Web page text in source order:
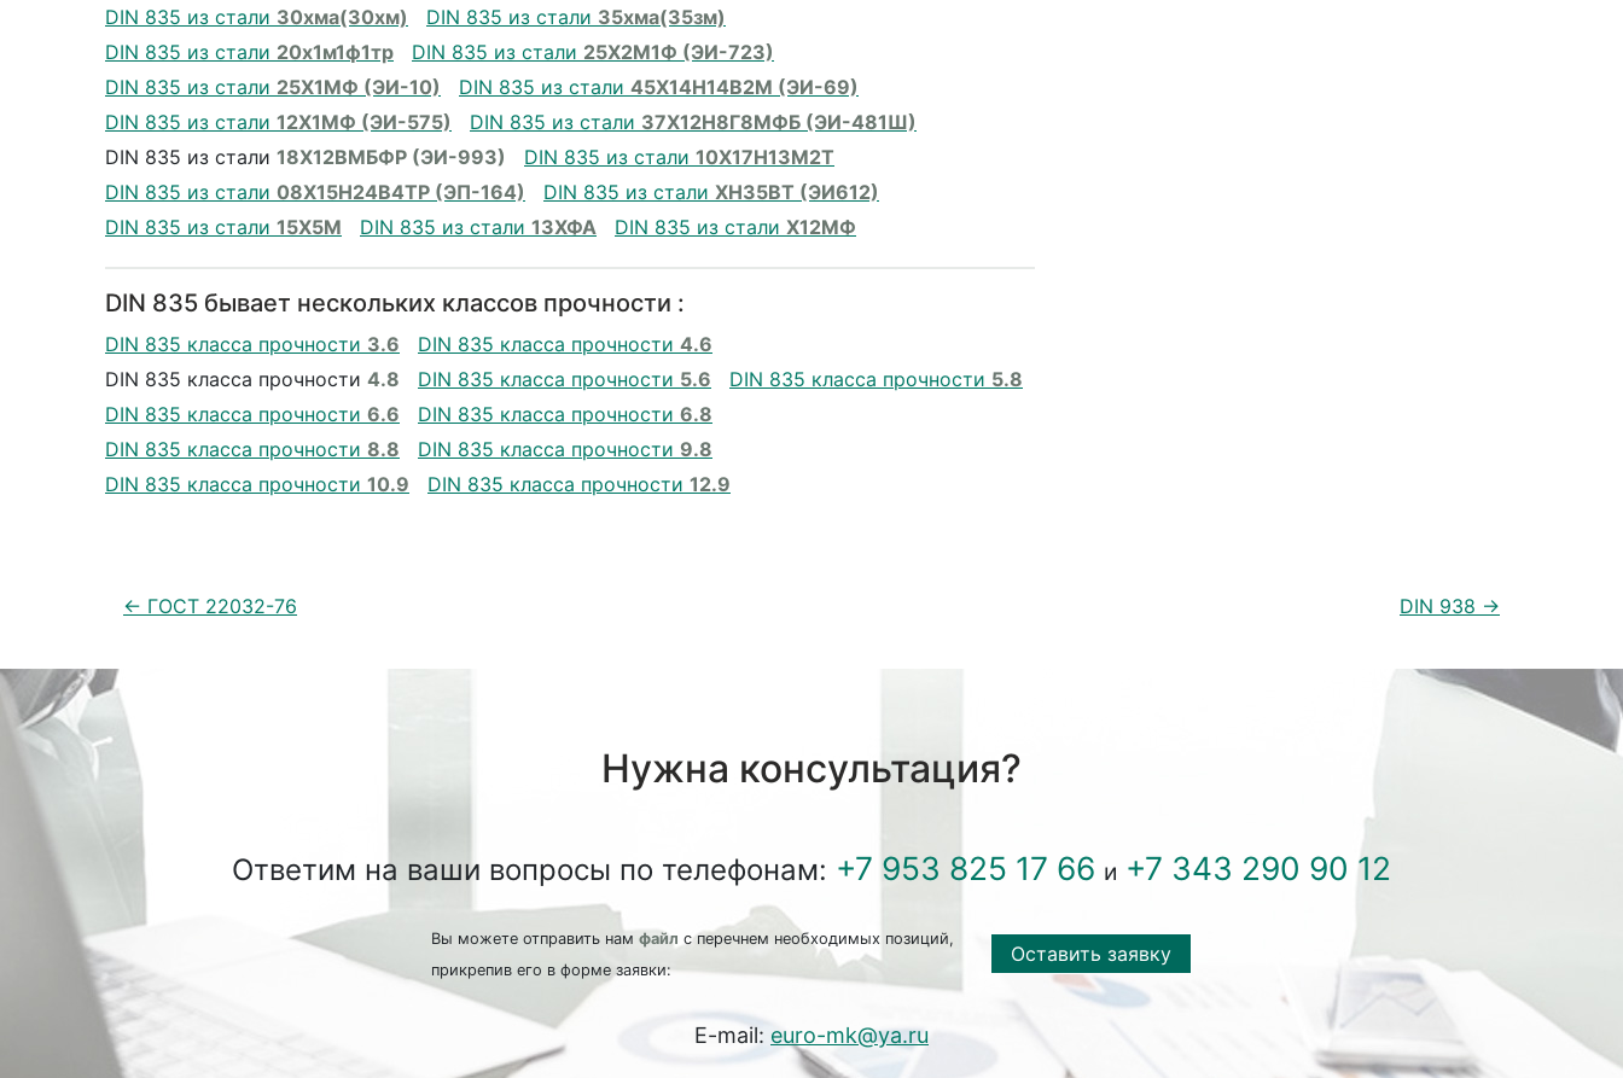
DIN 835 из стали 30хма(30хм) DIN 835 из стали 35хма(35зм)
DIN 835 из стали 20х1м1ф1тр DIN 835 из стали 25Х2М1Ф (ЭИ-723)
DIN 835 из стали 25Х1МФ (ЭИ-10) DIN 835 из стали 45Х14Н14В2М (ЭИ-69)
DIN 835 из стали 12Х1МФ (ЭИ-575) DIN 835 из стали 37Х12Н8Г8МФБ (ЭИ-481Ш)
DIN 835 из стали 18Х12ВМБФР (ЭИ-993) DIN 835 из стали 10Х17Н13М2Т
DIN 835 из стали 08Х15Н24В4ТР (ЭП-164) DIN 835 из стали ХН35ВТ (ЭИ612)
DIN 835 из стали 15Х5М DIN 835 из стали 13ХФА DIN 835 из стали Х12МФ
DIN 835 бывает нескольких классов прочности :
DIN 835 класса прочности 3.6 DIN 835 класса прочности 4.6
DIN 835 класса прочности 4.8 DIN 835 класса прочности 5.6 DIN 835 класса прочности 5.8
DIN 835 класса прочности 6.6 DIN 835 класса прочности 6.8
DIN 835 класса прочности 8.8 DIN 835 класса прочности 9.8
DIN 835 класса прочности 10.9 DIN 835 класса прочности 12.9
← ГОСТ 22032-76 DIN 938 →
Нужна консультация?
Ответим на ваши вопросы по телефонам: +7 953 825 17 66 и +7 343 290 90 12
Вы можете отправить нам файл с перечнем необходимых позиций,
прикрепив его в форме заявки:
Оставить заявку
E-mail: euro-mk@ya.ru